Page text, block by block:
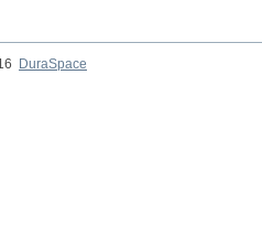
DuraSpace